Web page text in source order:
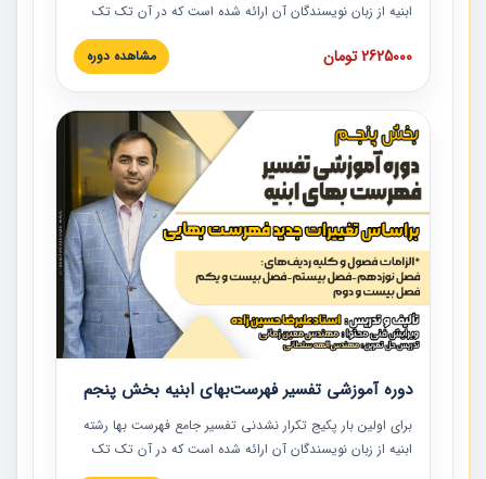
ابنیه از زبان نویسندگان آن ارائه شده است که در آن تک تک
ردیف ها و مطالب فهرست بها تفسیر و ارائه شده است. این
دوره به صورت کامل تصویری بوده و به همراه تصاویر عملیات
دوره با کلام مهندس علیرضاحسین‌زاده مدیر پروژه مهندسی
مشاور در امر بازنگری فهرست بها رشته ابنیه ارائه شده و به تمام
همکارانی که در حوزه صنعت ساخت در حال فعالیت هستند حتما
توصیه می کنیم از مطالب این دوره استفاده نمایند.
2625000 تومان مشاهده دوره
دوره آموزشی تفسیر فهرست‌بهای ابنیه بخش پنجم
برای اولین بار پکیج تکرار نشدنی تفسیر جامع فهرست بها رشته
ابنیه از زبان نویسندگان آن ارائه شده است که در آن تک تک
ردیف ها و مطالب فهرست بها تفسیر و ارائه شده است. این